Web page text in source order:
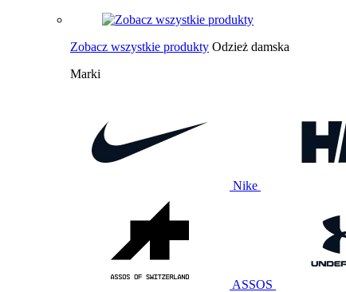
Zobacz wszystkie produkty Odzież damska
Marki
Nike
ASSOS